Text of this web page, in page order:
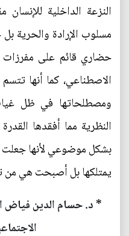
النزعة الداخلية
مسلوب الإرادة والحرية
حضاري قائم على مفرزات
الاصطناعي، كما أنها
ومصطلحاتها في ظل
النظرية مما أفقدها
بشكل موضوعي لأنها جعلت
يمتلكها بل أصبحت هي من
* د. حسام الدين فياض